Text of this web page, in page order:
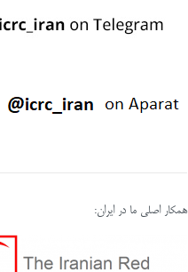
همکار اصلی ما در ایران: